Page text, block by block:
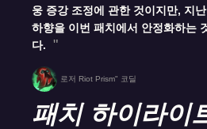
웅 증강 조정에 관한 것이지만, 지
하향을 이번 패치에서 안정화하는
다.
로저 Riot Prism" 코딜
패치 하이라이